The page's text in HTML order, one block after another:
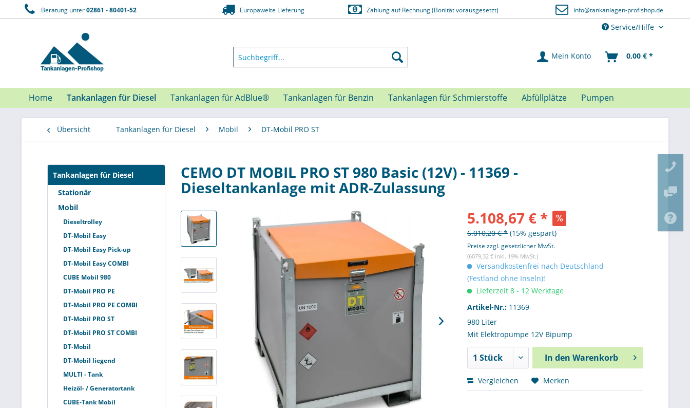
Beratung unter02861 - 80401-52 Europaweite Lieferung Zahlung auf Rechnung (Bonität vorausgesetzt) info@tankanlagen-profishop.de
Service/Hilfe
Mein Konto 0,00 € *
Home Tankanlagen für Diesel Tankanlagen für AdBlue® Tankanlagen für Benzin Tankanlagen für Schmierstoffe Abfüllplätze Pumpen
Übersicht Tankanlagen für Diesel Mobil DT-Mobil PRO ST
Tankanlagen für Diesel
Stationär
Mobil
Dieseltrolley
DT-Mobil Easy
DT-Mobil Easy Pick-up
DT-Mobil Easy COMBI
CUBE Mobil 980
DT-Mobil PRO PE
DT-Mobil PRO PE COMBI
DT-Mobil PRO ST
DT-Mobil PRO ST COMBI
DT-Mobil
DT-Mobil liegend
MULTI - Tank
Heizöl- / Generatortank
CUBE-Tank Mobil
CEMO DT MOBIL PRO ST 980 Basic (12V) - 11369 -
Dieseltankanlage mit ADR-Zulassung
5.108,67 € *
6.010,20 € * (15% gespart)
Preise zzgl. gesetzlicher MwSt.
(6079,32 € inkl. 19% MwSt.)
Versandkostenfrei nach Deutschland
(Festland ohne Inseln)!
Lieferzeit 8 - 12 Werktage
Artikel-Nr.: 11369
980 Liter
Mit Elektropumpe 12V Bipump
In den Warenkorb
Vergleichen Merken